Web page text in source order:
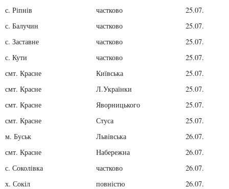
с. Ріпнів
частково
25.07.
с. Балучин
частково
25.07.
с. Заставне
частково
25.07.
с. Кути
частково
25.07.
смт. Красне
Київська
25.07.
смт. Красне
Л.Українки
25.07.
смт. Красне
Яворницького
25.07.
смт. Красне
Стуса
25.07.
м. Буськ
Львівська
26.07.
смт. Красне
Набережна
26.07.
с. Соколівка
частково
26.07.
х. Сокіл
повністю
26.07.